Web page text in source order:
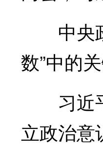
中央政
数”中的
习近平
立政治意